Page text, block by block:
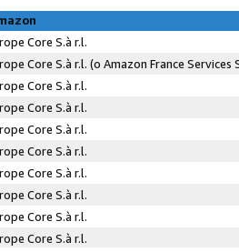
Core S.à r.l.
Core S.à r.l. (o Amazon France
Core S.à r.l.
Core S.à r.l.
Core S.à r.l.
Core S.à r.l.
Core S.à r.l.
Core S.à r.l.
Core S.à r.l.
Core S.à r.l.